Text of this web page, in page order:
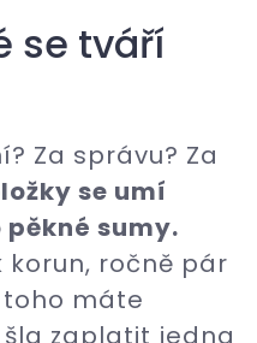
se tváří
Za správu? Za
se umí
sumy.
ročně pár
máte
zaplatit jedna